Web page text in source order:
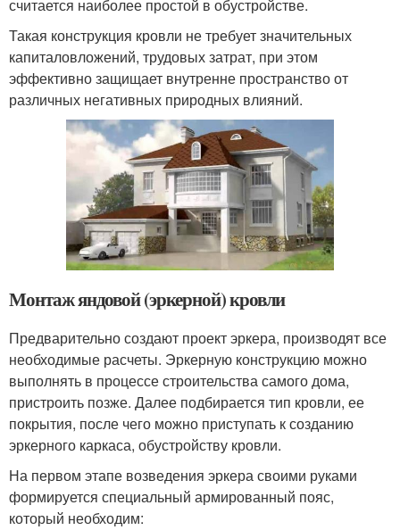
считается наиболее простой в обустройстве.
Такая конструкция кровли не требует значительных
капиталовложений, трудовых затрат, при этом
эффективно защищает внутренне пространство от
различных негативных природных влияний.
Монтаж яндовой (эркерной) кровли
Предварительно создают проект эркера, производят все
необходимые расчеты. Эркерную конструкцию можно
выполнять в процессе строительства самого дома,
пристроить позже. Далее подбирается тип кровли, ее
покрытия, после чего можно приступать к созданию
эркерного каркаса, обустройству кровли.
На первом этапе возведения эркера своими руками
формируется специальный армированный пояс,
который необходим: